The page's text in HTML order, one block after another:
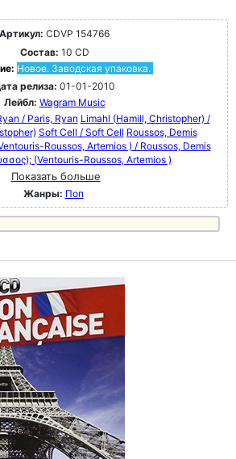
Артикул: CDVP 154766
Состав: 10 CD
Новое. Заводская упаковка.
релиза: 01-01-2010
Лейбл: Wagram Music
/ Paris, Ryan Limahl (Hamill, Christopher) /
Soft Cell / Soft Cell Roussos, Demis
Roussos, Artemios ) / Roussos, Demis
(Ventouris-Roussos, Artemios )
Показать больше
Жанры: Поп